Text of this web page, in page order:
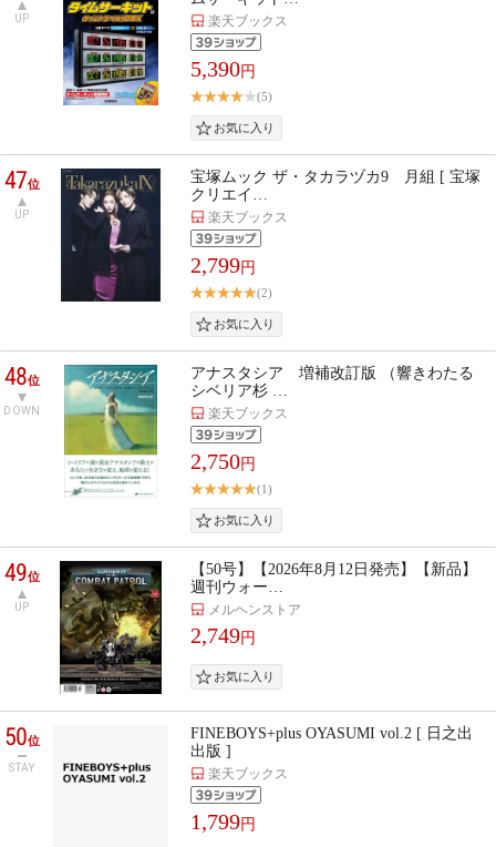
UP 楽天ブックス
5,390円
(5)
47位
UP
宝塚ムック ザ・タカラヅカ9 月組 [ 宝塚
クリエイ…
楽天ブックス
2,799円
(2)
48位
DOWN
アナスタシア 増補改訂版 （響きわたる
シベリア杉 …
楽天ブックス
2,750円
(1)
49位
UP
【50号】【2026年8月12日発売】【新品】
週刊ウォー…
メルヘンストア
2,749円
50位
STAY
FINEBOYS+plus OYASUMI vol.2 [ 日之出
出版 ]
楽天ブックス
1,799円